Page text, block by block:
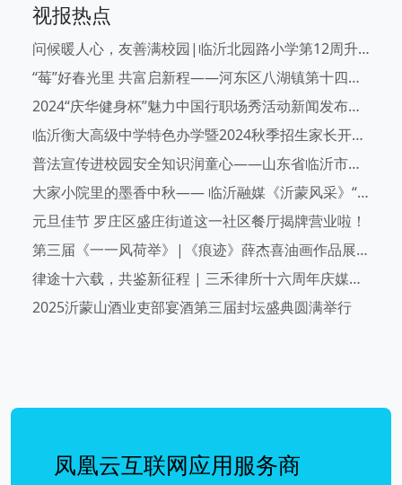
视报热点
问候暖人心，友善满校园|临沂北园路小学第12周升旗仪式
“莓”好春光里 共富启新程——河东区八湖镇第十四届草莓文化旅游节开幕啦！
2024“庆华健身杯”魅力中国行职场秀活动新闻发布会在临沂举行
临沂衡大高级中学特色办学暨2024秋季招生家长开放日活动成功举办
普法宣传进校园安全知识润童心——山东省临沂市兰山区兰山街道后十社区走进幼儿园开展安全宣传教育活动
大家小院里的墨香中秋—— 临沂融媒《沂蒙风采》“大家小院” 书画笔会直播圆满举行
元旦佳节 罗庄区盛庄街道这一社区餐厅揭牌营业啦！
第三届《一一风荷举》|《痕迹》薛杰喜油画作品展在临沂美术馆开幕
律途十六载，共鉴新征程 | 三禾律所十六周年庆媒体见面会圆满举办
2025沂蒙山酒业吏部宴酒第三届封坛盛典圆满举行
凤凰云互联网应用服务商